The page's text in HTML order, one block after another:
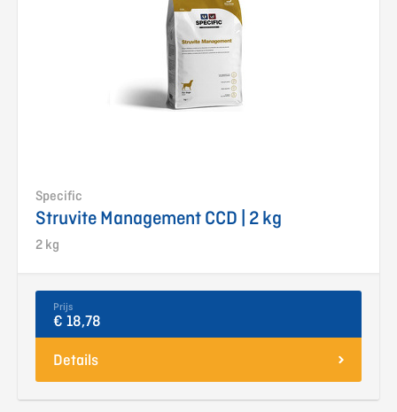
Specific
Struvite Management CCD | 2 kg
2 kg
Prijs
€ 18,78
Details